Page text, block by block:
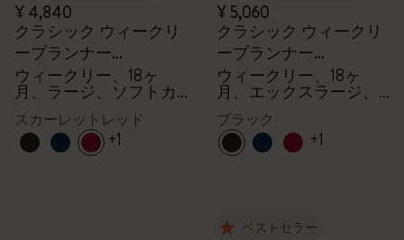
¥ 4,840
クラシック ウィークリ
ープランナー
2026/2027
ウィークリー、18ヶ
月、ラージ、ソフトカ
スカーレットレッド
+1
¥ 5,060
クラシック ウィークリ
ープランナー
2026/2027
ウィークリー、18ヶ
月、エックスラージ、
ソフトカバー
ブラック
+1
ベストセラー